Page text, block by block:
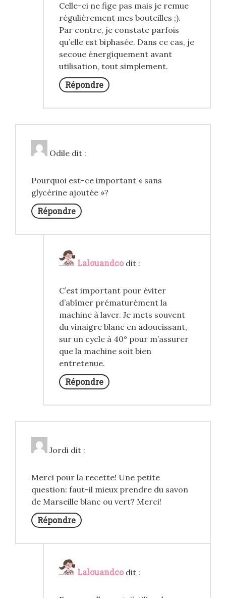
Celle-ci ne fige pas mais je remue
régulièrement mes bouteilles ;).
Par contre, je constate parfois
qu’elle est biphasée. Dans ce cas, je
secoue énergiquement avant
utilisation, tout simplement.
Répondre
Odile dit :
Pourquoi est-ce important « sans
glycérine ajoutée »?
Répondre
Lalouandco dit :
C’est important pour éviter
d’abîmer prématurément la
machine à laver. Je mets souvent
du vinaigre blanc en adoucissant,
sur un cycle à 40° pour m’assurer
que la machine soit bien
entretenue.
Répondre
Jordi dit :
Merci pour la recette! Une petite
question: faut-il mieux prendre du savon
de Marseille blanc ou vert? Merci!
Répondre
Lalouandco dit :